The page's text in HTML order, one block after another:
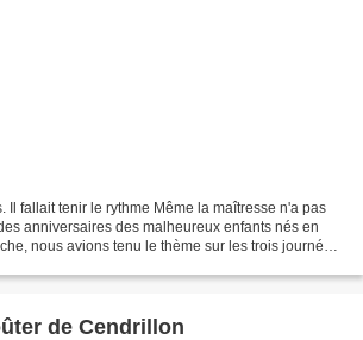
Il fallait tenir le rythme Même la maîtresse n'a pas
anniversaires des malheureux enfants nés en
nous avions tenu le thème sur les trois journées.
de Cendrillon